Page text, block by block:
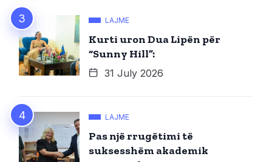
LAJME
Kurti uron Dua Lipën për
“Sunny Hill”:
31 July 2026
LAJME
Pas një rrugëtimi të
suksesshëm akademik